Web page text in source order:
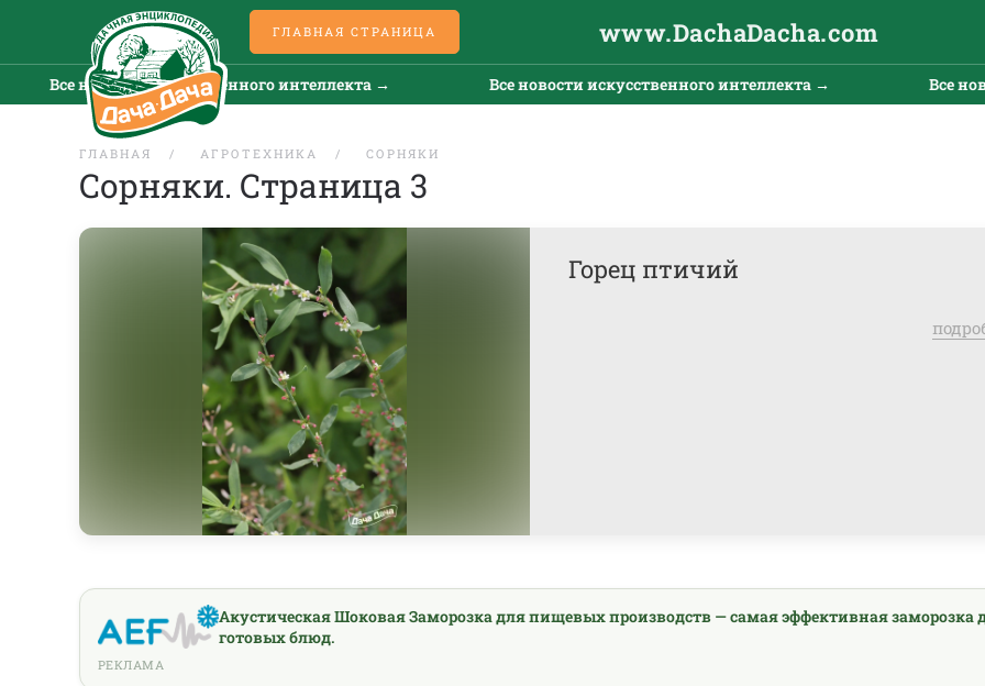
ГЛАВНАЯ СТРАНИЦА www.DachaDacha.com
новости искусственного интеллекта → Все новости искусственного интеллекта → Все новости
ГЛАВНАЯ АГРОТЕХНИКА СОРНЯКИ
Сорняки. Страница 3
Горец птичий
Акустическая Шоковая Заморозка для пищевых производств — самая эффективная заморозка
готовых блюд.
РЕКЛАМА